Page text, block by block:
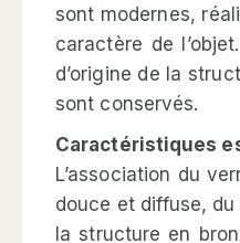
sont modernes,
caractère de
d’origine de la
sont conservés.
Caractéristiques
L’association du
douce et diffuse,
la structure en